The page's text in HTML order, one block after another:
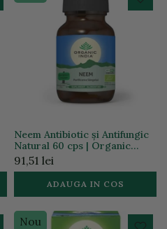
Neem Antibiotic și Antifungic
Natural 60 cps | Organic
India
91,51 lei
ADAUGA IN COS
Nou